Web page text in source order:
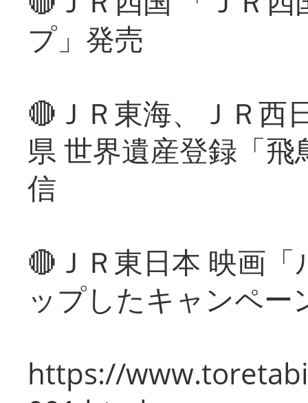
プ」発売
🔴ＪＲ東海、ＪＲ西
県 世界遺産登録「
信
🔴ＪＲ東日本 映画
ップしたキャンペー
https://